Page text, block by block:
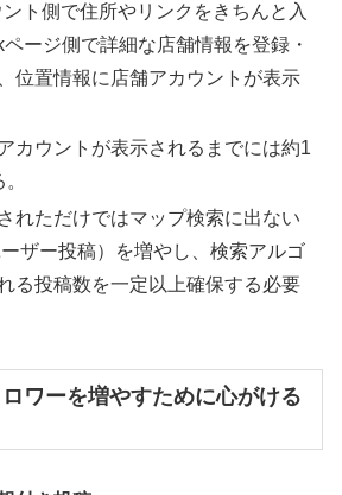
ント側で住所やリンクをきちんと入
ージ側で詳細な店舗情報を登録・
位置情報に店舗アカウントが表示
カウントが表示されるまでには約1
れただけではマップ検索に出ない
ザー投稿）を増やし、検索アルゴ
る投稿数を一定以上確保する必要
ワーを増やすために心がける